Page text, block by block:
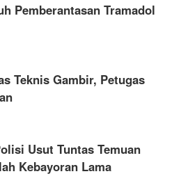
Pemberantasan Tramadol
Teknis Gambir, Petugas
Usut Tuntas Temuan
Kebayoran Lama